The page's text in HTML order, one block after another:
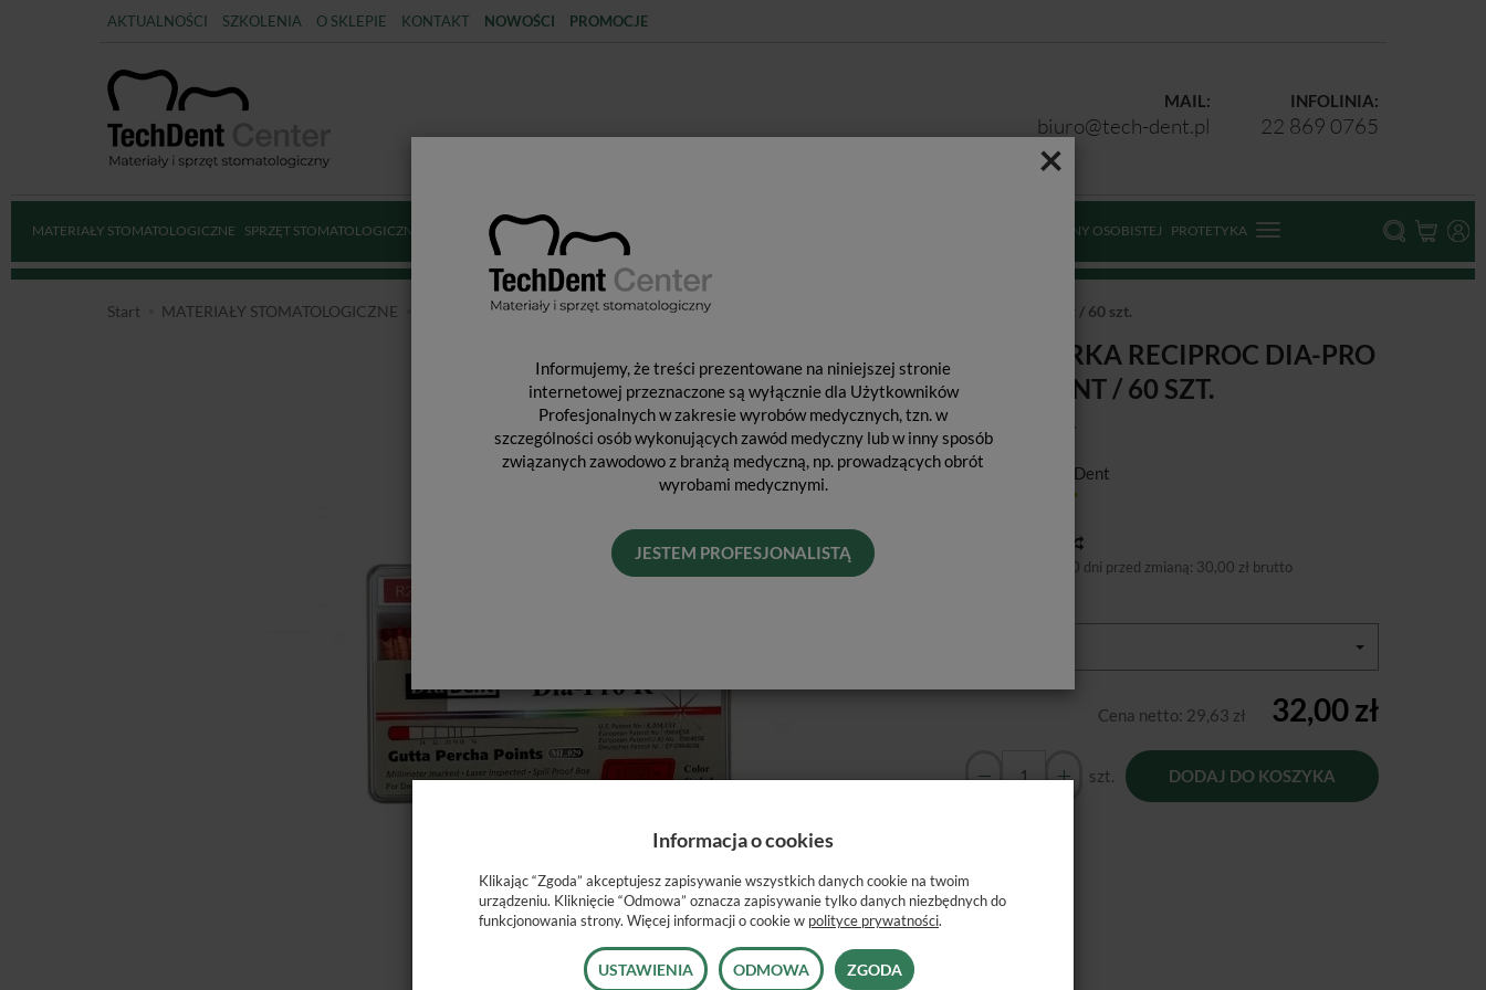
×
Informujemy, że treści prezentowane na niniejszej stronie
internetowej przeznaczone są wyłącznie dla Użytkowników
Profesjonalnych w zakresie wyrobów medycznych, tzn. w
szczególności osób wykonujących zawód medyczny lub w inny sposób
związanych zawodowo z branżą medyczną, np. prowadzących obrót
wyrobami medycznymi.
JESTEM PROFESJONALISTĄ
AKTUALNOŚCI SZKOLENIA O SKLEPIE KONTAKT NOWOŚCI PROMOCJE
INFOLINIA:
22 869 0765
MAIL:
biuro@tech-dent.pl
MATERIAŁY STOMATOLOGICZNE SPRZĘT STOMATOLOGICZNY DEZYNFEKCJA STERYLIZACJA ŚRODKI OCHRONY OSOBISTEJ PROTETYKA
Start MATERIAŁY STOMATOLOGICZNE ENDODONCJA Materiały do wypełniania kanałów Gutaperka Reciproc Dia-Pro R Diadent / 60 szt.
GUTAPERKA RECIPROC DIA-PRO
R DIADENT / 60 SZT.
Producent:
DiaDent
Najniższa cena 30 dni przed zmianą: 30,00 zł brutto
Cena netto: 29,63 zł 32,00 zł
szt. DODAJ DO KOSZYKA
Informacja o cookies
Klikając “Zgoda” akceptujesz zapisywanie wszystkich danych cookie na twoim
urządzeniu. Kliknięcie “Odmowa” oznacza zapisywanie tylko danych niezbędnych do
funkcjonowania strony. Więcej informacji o cookie w polityce prywatności.
USTAWIENIA ODMOWA ZGODA